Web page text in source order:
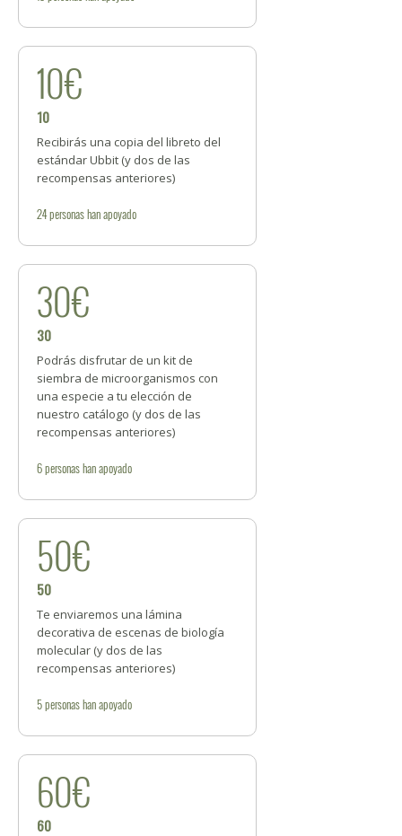
10€
10
Recibirás una copia del libreto del
estándar Ubbit (y dos de las
recompensas anteriores)
24personashan apoyado
30€
30
Podrás disfrutar de un kit de
siembra de microorganismos con
una especie a tu elección de
nuestro catálogo (y dos de las
recompensas anteriores)
6personashan apoyado
50€
50
Te enviaremos una lámina
decorativa de escenas de biología
molecular (y dos de las
recompensas anteriores)
5personashan apoyado
60€
60